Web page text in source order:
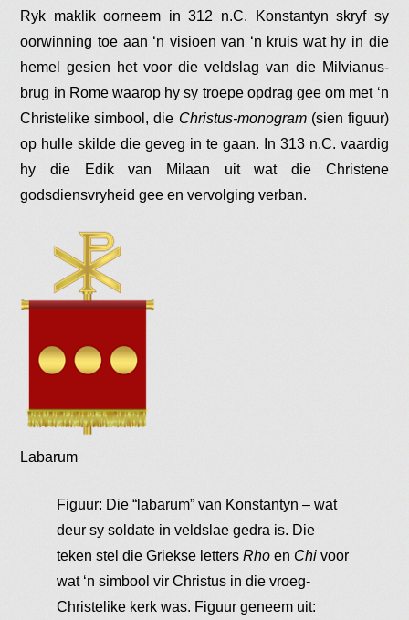
Ryk maklik oorneem in 312 n.C. Konstantyn skryf sy
oorwinning toe aan ‘n visioen van ‘n kruis wat hy in die
hemel gesien het voor die veldslag van die Milvianus-
brug in Rome waarop hy sy troepe opdrag gee om met ‘n
Christelike simbool, die Christus-monogram (sien figuur)
op hulle skilde die geveg in te gaan. In 313 n.C. vaardig
hy die Edik van Milaan uit wat die Christene
godsdiensvryheid gee en vervolging verban.
Labarum
Figuur: Die “labarum” van Konstantyn – wat
deur sy soldate in veldslae gedra is. Die
teken stel die Griekse lettersRho en Chivoor
wat ‘n simbool vir Christus in die vroeg-
Christelike kerk was. Figuur geneem uit: